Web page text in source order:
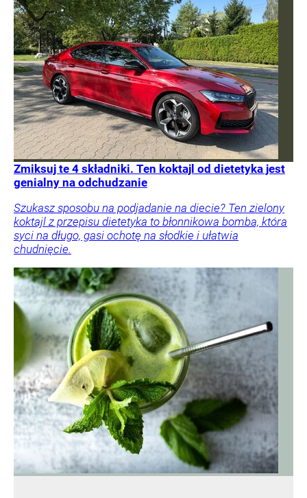
Zmiksuj te 4 składniki. Ten koktajl od dietetyka jest
genialny na odchudzanie
Szukasz sposobu na podjadanie na diecie? Ten zielony
koktajl z przepisu dietetyka to błonnikowa bomba, która
syci na długo, gasi ochotę na słodkie i ułatwia
chudnięcie.